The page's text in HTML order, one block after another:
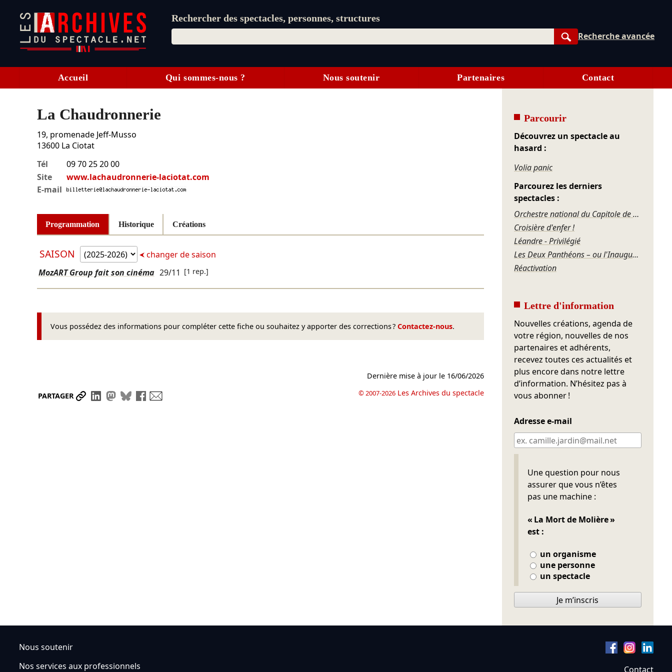
Rechercher des spectacles, personnes, structures
Rechercher
Recherche avancée
Accueil Qui sommes-nous ? Nous soutenir Partenaires Contact
La Chaudronnerie
19, promenade Jeff-Musso
13600 La Ciotat
Tél
09 70 25 20 00
Site
www.lachaudronnerie-laciotat.com
E-mail
Programmation Historique Créations
SAISON
changer de saison
MozART Group fait son cinéma 29/11 [1 rep.]
Vous possédez des informations pour compléter cette fiche ou souhaitez y apporter des corrections ? Contactez-nous.
PARTAGER Partager le lien
Partager sur LinkedIn
Partager sur Mastodon
Partager sur Bluesky
Partager sur Facebook
Dernière mise à jour le 16/06/2026
© 2007-2026 Les Archives du spectacle
Parcourir
Découvrez un spectacle au
hasard :
Volia panic
Parcourez les derniers
spectacles :
Orchestre national du Capitole de Toulouse – Roussel, Ravel, Offenbach, Rosenthal, Gershwin
Croisière d'enfer !
Léandre - Privilégié
Les Deux Panthéons – ou l'Inauguration du Théâtre du Vaudeville
Réactivation
Lettre d'information
Nouvelles créations, agenda de
votre région, nouvelles de nos
partenaires et adhérents,
recevez toutes ces actualités et
plus encore dans notre lettre
d’information. N’hésitez pas à
vous abonner !
Adresse e-mail
Une question pour nous
assurer que vous n’êtes
pas une machine :
« La Mort de Molière »
est :
un organisme
une personne
un spectacle
Ne pas remplir
Je m’inscris
Nous soutenir
Nos services aux professionnels
Contact